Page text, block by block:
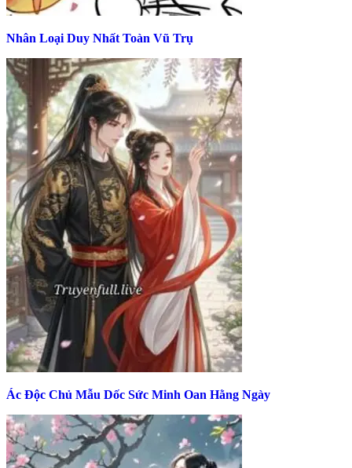
Nhân Loại Duy Nhất Toàn Vũ Trụ
Ác Độc Chủ Mẫu Dốc Sức Minh Oan Hằng Ngày